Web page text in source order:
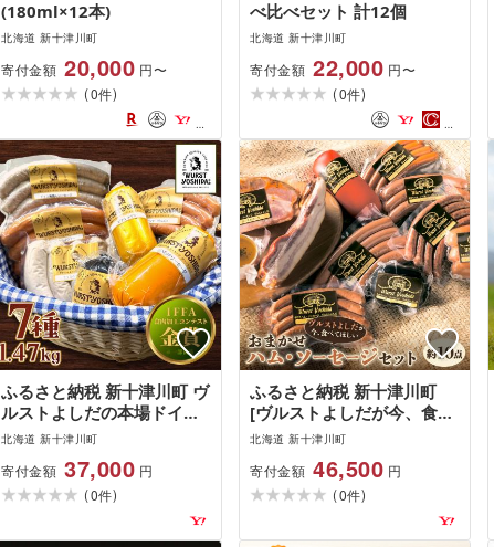
(180ml×12本)
北海道 新十津川町
寄付金額 20,000 円〜
(0件)
べ比べセット 計12個
北海道 新十津川町
寄付金額 22,000 円〜
(0件)
ふるさと納税 新十津川町 ヴ
ルストよしだの本場ドイツ
コンテストメダル受賞セレ
北海道 新十津川町
寄付金額 37,000 円
(0件)
ふるさと納税 新十津川町
[ヴルストよしだが今、食べ
てほしい]おまかせハム・ソ
北海道 新十津川町
寄付金額 46,500 円
(0件)